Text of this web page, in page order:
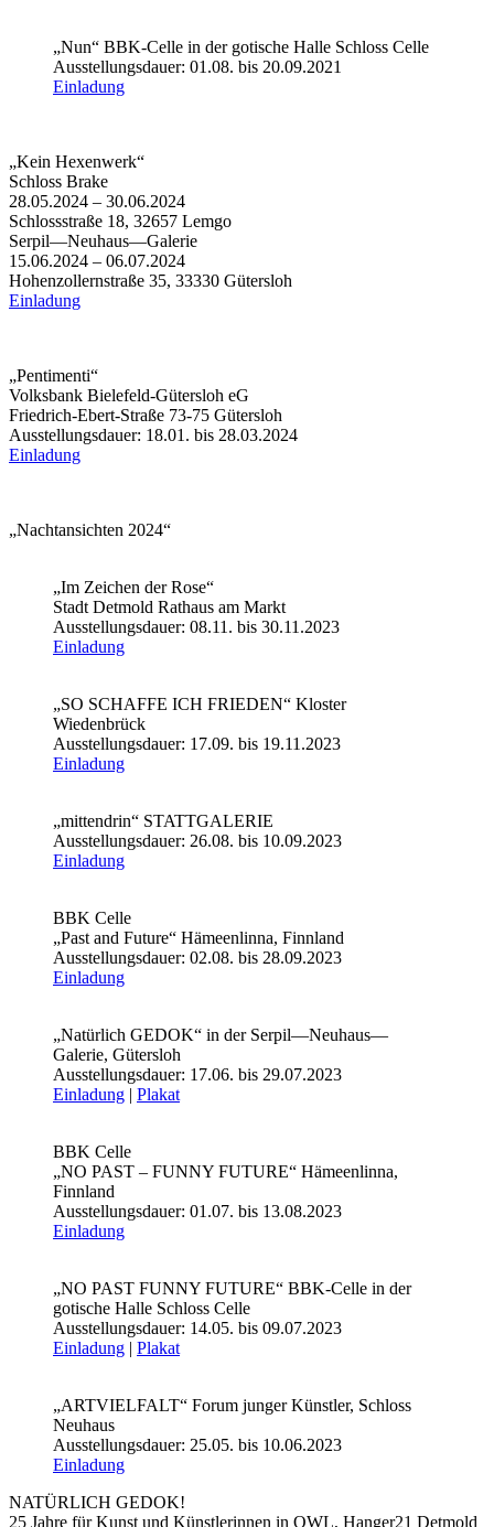
„Nun“ BBK-Celle in der gotische Halle Schloss Celle
Ausstellungsdauer: 01.08. bis 20.09.2021
Einladung
„Kein Hexenwerk“
Schloss Brake
28.05.2024 – 30.06.2024
Schlossstraße 18, 32657 Lemgo
Serpil—Neuhaus—Galerie
15.06.2024 – 06.07.2024
Hohenzollernstraße 35, 33330 Gütersloh
Einladung
„Pentimenti“
Volksbank Bielefeld-Gütersloh eG
Friedrich-Ebert-Straße 73-75 Gütersloh
Ausstellungsdauer: 18.01. bis 28.03.2024
Einladung
„Nachtansichten 2024“
„Im Zeichen der Rose“
Stadt Detmold Rathaus am Markt
Ausstellungsdauer: 08.11. bis 30.11.2023
Einladung
„SO SCHAFFE ICH FRIEDEN“ Kloster
Wiedenbrück
Ausstellungsdauer: 17.09. bis 19.11.2023
Einladung
„mittendrin“ STATTGALERIE
Ausstellungsdauer: 26.08. bis 10.09.2023
Einladung
BBK Celle
„Past and Future“ Hämeenlinna, Finnland
Ausstellungsdauer: 02.08. bis 28.09.2023
Einladung
„Natürlich GEDOK“ in der Serpil—Neuhaus—
Galerie, Gütersloh
Ausstellungsdauer: 17.06. bis 29.07.2023
Einladung | Plakat
BBK Celle
„NO PAST – FUNNY FUTURE“ Hämeenlinna,
Finnland
Ausstellungsdauer: 01.07. bis 13.08.2023
Einladung
„NO PAST FUNNY FUTURE“ BBK-Celle in der
gotische Halle Schloss Celle
Ausstellungsdauer: 14.05. bis 09.07.2023
Einladung | Plakat
„ARTVIELFALT“ Forum junger Künstler, Schloss
Neuhaus
Ausstellungsdauer: 25.05. bis 10.06.2023
Einladung
NATÜRLICH GEDOK!
25 Jahre für Kunst und Künstlerinnen in OWL, Hanger21 Detmold